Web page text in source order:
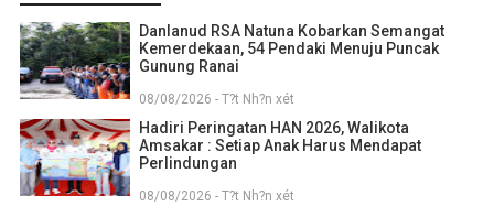
Danlanud RSA Natuna Kobarkan Semangat
Kemerdekaan, 54 Pendaki Menuju Puncak
Gunung Ranai
08/08/2026 - T?t Nh?n xét
Hadiri Peringatan HAN 2026, Walikota
Amsakar : Setiap Anak Harus Mendapat
Perlindungan
08/08/2026 - T?t Nh?n xét